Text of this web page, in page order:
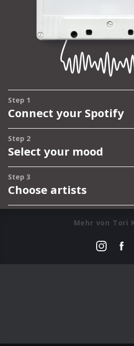
Mehr von Tori